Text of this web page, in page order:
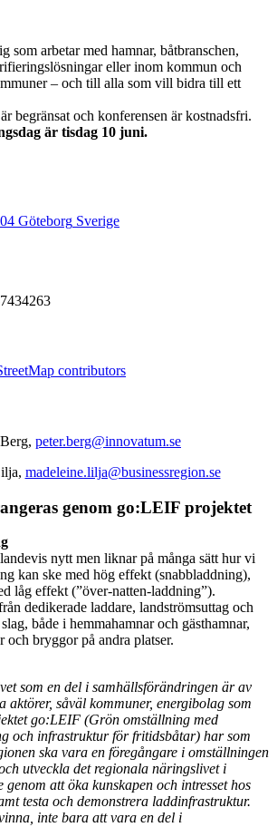
som arbetar med hamnar, båtbranschen,
eller inom kommun och
– och till alla som vill bidra till ett
begränsat och konferensen är kostnadsfri.
är tisdag 10 juni.
Göteborg Sverige
contributors
peter.berg@innovatum.se
madeleine.lilja@businessregion.se
genom go:LEIF projektet
nytt men liknar på många sätt hur vi
kan ske med hög effekt (snabbladdning),
låg effekt (”över-natten-laddning”).
dedikerade laddare, landströmsuttag och
både i hemmahamnar och gästhamnar,
och bryggor på andra platser.
som en del i samhällsförändringen är av
aktörer, såväl kommuner, energibolag som
go:LEIF (Grön omställning med
och infrastruktur för fritidsbåtar) har som
ska vara en föregångare i omställningen
utveckla det regionala näringslivet i
genom att öka kunskapen och intresset hos
testa och demonstrera laddinfrastruktur.
inte bara att vara en del i